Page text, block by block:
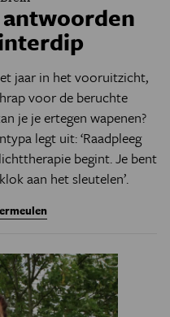
jaar in het vooruitzicht,
voor de beruchte
je je ertegen wapenen?
legt uit: ‘Raadpleeg
begint. Je bent
aan het sleutelen’.